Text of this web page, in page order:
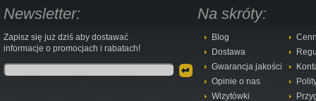
Newsletter:
Zapisz się już dziś aby dostawać
informacje o promocjach i rabatach!
Na skróty:
Blog
Dostawa
Gwarancja jakości
Opinie o nas
Wizytówki